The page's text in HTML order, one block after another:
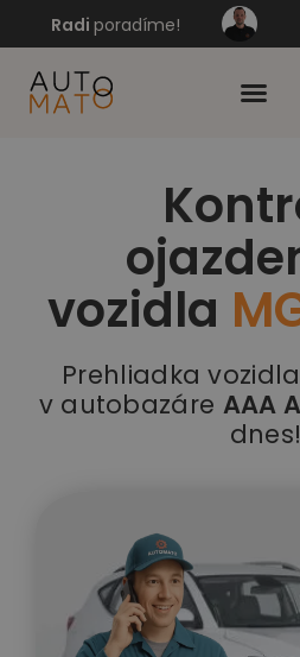
Radi poradíme!
vozidla
Prehliadka
v autobazáre AAA
dnes!